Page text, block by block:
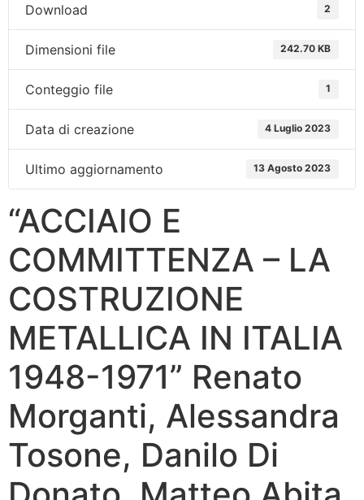
Download 2
Dimensioni file 242.70 KB
Conteggio file 1
Data di creazione 4 Luglio 2023
Ultimo aggiornamento 13 Agosto 2023
“ACCIAIO E
COMMITTENZA – LA
COSTRUZIONE
METALLICA IN ITALIA
1948-1971” Renato
Morganti, Alessandra
Tosone, Danilo Di